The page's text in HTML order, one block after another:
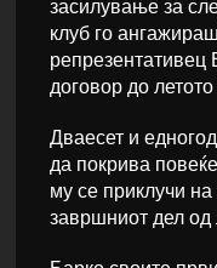
засилување за
клуб го
репрезентативец
договор до
Дваесет и
да покрива
му се приклучи
завршниот дел од